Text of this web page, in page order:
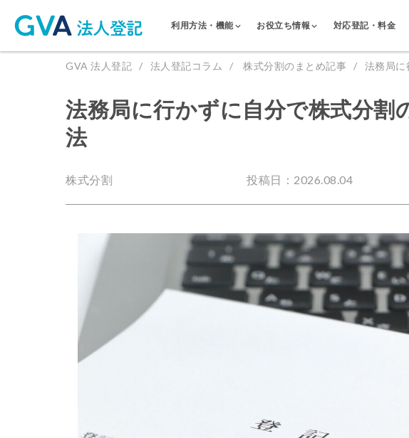
利用方法・機能 お役立ち情報 対応登記・料金
GVA 法人登記 法人登記コラム 株式分割のまとめ記事 法務局に
法務局に行かずに自分で株式分割
法
株式分割 投稿日：2026.08.04